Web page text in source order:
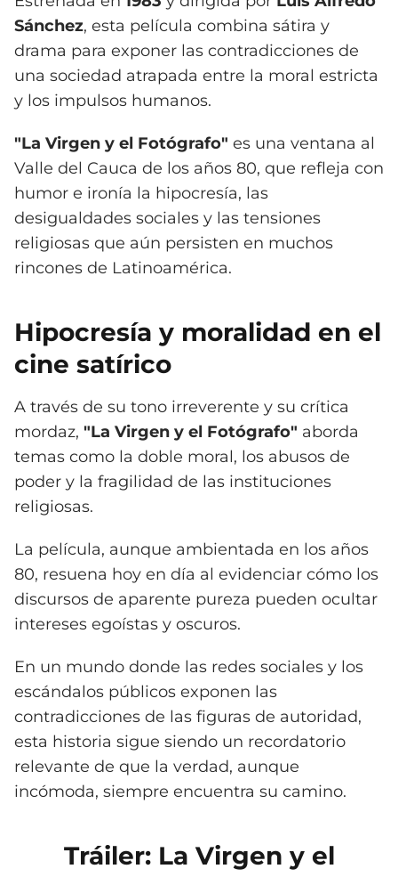
Sánchez, esta película combina sátira y
drama para exponer las contradicciones de
una sociedad atrapada entre la moral estricta
y los impulsos humanos.
"La Virgen y el Fotógrafo" es una ventana al
Valle del Cauca de los años 80, que refleja con
humor e ironía la hipocresía, las
desigualdades sociales y las tensiones
religiosas que aún persisten en muchos
rincones de Latinoamérica.
Hipocresía y moralidad en el
cine satírico
A través de su tono irreverente y su crítica
mordaz, "La Virgen y el Fotógrafo" aborda
temas como la doble moral, los abusos de
poder y la fragilidad de las instituciones
religiosas.
La película, aunque ambientada en los años
80, resuena hoy en día al evidenciar cómo los
discursos de aparente pureza pueden ocultar
intereses egoístas y oscuros.
En un mundo donde las redes sociales y los
escándalos públicos exponen las
contradicciones de las figuras de autoridad,
esta historia sigue siendo un recordatorio
relevante de que la verdad, aunque
incómoda, siempre encuentra su camino.
Tráiler: La Virgen y el